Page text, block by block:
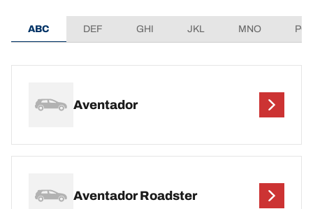
ABC DEF GHI JKL MNO
Aventador
Aventador Roadster